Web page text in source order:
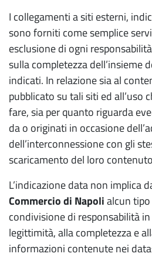
I collegamenti a siti esterni,
sono forniti come semplice
esclusione di ogni
sulla completezza dell’insieme
indicati. In relazione sia al
pubblicato su tali siti ed all’uso
fare, sia per quanto riguarda
da o originati in occasione
dell’interconnessione con gli
scaricamento del loro
L’indicazione data non implica
Commercio di Napolialcun
condivisione di responsabilità
legittimità, alla completezza e
informazioni contenute nei